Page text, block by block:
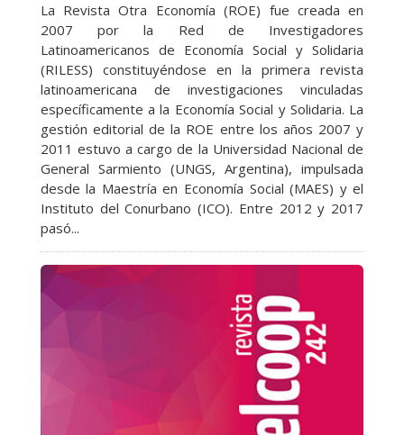
La Revista Otra Economía (ROE) fue creada en
2007 por la Red de Investigadores
Latinoamericanos de Economía Social y Solidaria
(RILESS) constituyéndose en la primera revista
latinoamericana de investigaciones vinculadas
específicamente a la Economía Social y Solidaria. La
gestión editorial de la ROE entre los años 2007 y
2011 estuvo a cargo de la Universidad Nacional de
General Sarmiento (UNGS, Argentina), impulsada
desde la Maestría en Economía Social (MAES) y el
Instituto del Conurbano (ICO). Entre 2012 y 2017
pasó...